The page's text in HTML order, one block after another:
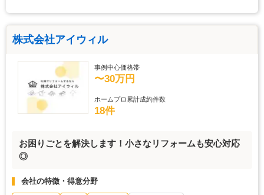
株式会社アイウィル
事例中心価格帯
〜30万円
ホームプロ累計成約件数
18件
お困りごとを解決します！小さなリフォームも安心対応
◎
会社の特徴・得意分野